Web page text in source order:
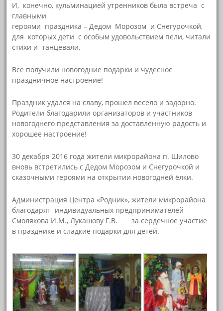
И, конечно, кульминацией утренников была встреча с
главными
героями праздника – Дедом Морозом и Снегурочкой,
для которых дети с особым удовольствием пели, читали
стихи и танцевали.
Все получили новогодние подарки и чудесное
праздничное настроение!
Праздник удался на славу, прошел весело и задорно.
Родители благодарили организаторов и участников
новогоднего представления за доставленную радость и
хорошее настроение!
30 декабря 2016 года жители микрорайона п. Шилово
вновь встретились с Дедом Морозом и Снегурочкой и
сказочными героями на открытии новогодней ёлки.
Администрация Центра «Родник», жители микрорайона
благодарят индивидуальных предпринимателей
Смолякова И.М., Лукашову Г.В. за сердечное участие
в празднике и сладкие подарки для детей.